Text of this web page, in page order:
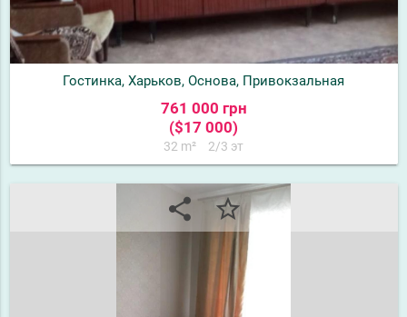
Гостинка, Харьков, Основа, Привокзальная
761 000 грн
($17 000)
32 m² 2/3 эт
share star_border